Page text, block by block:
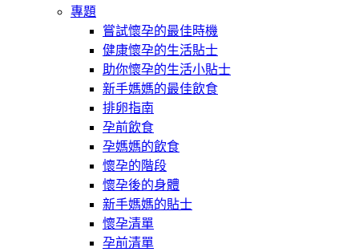
專題
嘗試懷孕的最佳時機
健康懷孕的生活貼士
助你懷孕的生活小貼士
新手媽媽的最佳飲食
排卵指南
孕前飲食
孕媽媽的飲食
懷孕的階段
懷孕後的身體
新手媽媽的貼士
懷孕清單
孕前清單